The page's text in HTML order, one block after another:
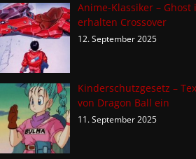
Anime-Klassiker –
erhalten Crossover
12. September 2025
Kinderschutzgesetz –
von Dragon Ball ein
11. September 2025